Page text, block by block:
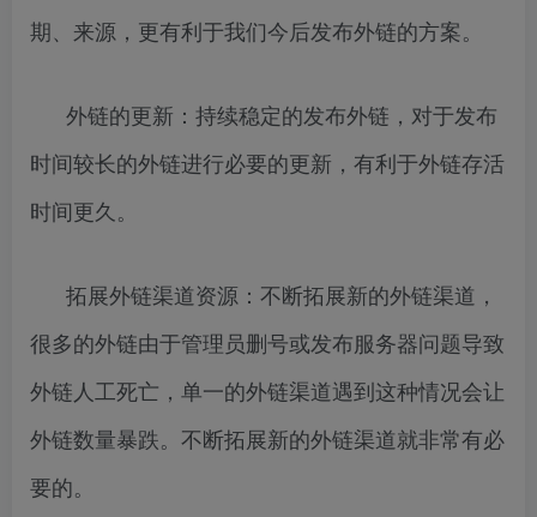
期、来源，更有利于我们今后发布外链的方案。
外链的更新：持续稳定的发布外链，对于发布
时间较长的外链进行必要的更新，有利于外链存活
时间更久。
拓展外链渠道资源：不断拓展新的外链渠道，
很多的外链由于管理员删号或发布服务器问题导致
外链人工死亡，单一的外链渠道遇到这种情况会让
外链数量暴跌。不断拓展新的外链渠道就非常有必
要的。